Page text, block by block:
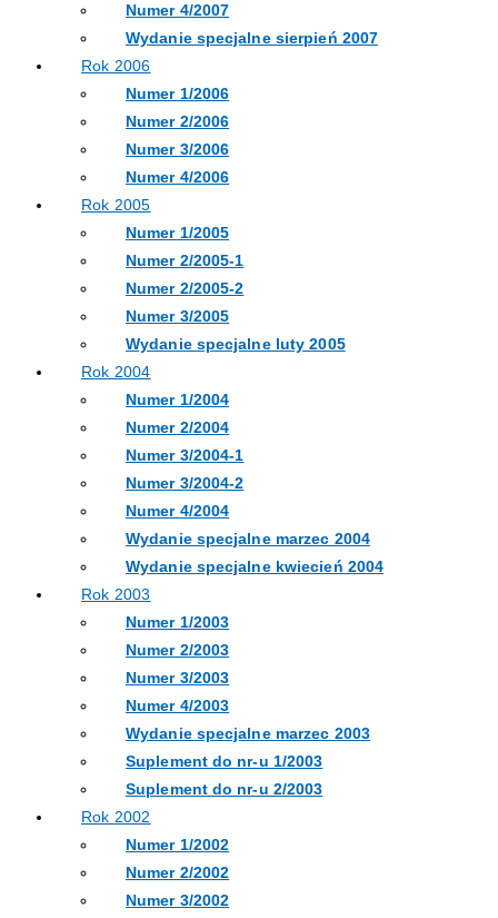
Numer 4/2007
Wydanie specjalne sierpień 2007
Rok 2006
Numer 1/2006
Numer 2/2006
Numer 3/2006
Numer 4/2006
Rok 2005
Numer 1/2005
Numer 2/2005-1
Numer 2/2005-2
Numer 3/2005
Wydanie specjalne luty 2005
Rok 2004
Numer 1/2004
Numer 2/2004
Numer 3/2004-1
Numer 3/2004-2
Numer 4/2004
Wydanie specjalne marzec 2004
Wydanie specjalne kwiecień 2004
Rok 2003
Numer 1/2003
Numer 2/2003
Numer 3/2003
Numer 4/2003
Wydanie specjalne marzec 2003
Suplement do nr-u 1/2003
Suplement do nr-u 2/2003
Rok 2002
Numer 1/2002
Numer 2/2002
Numer 3/2002